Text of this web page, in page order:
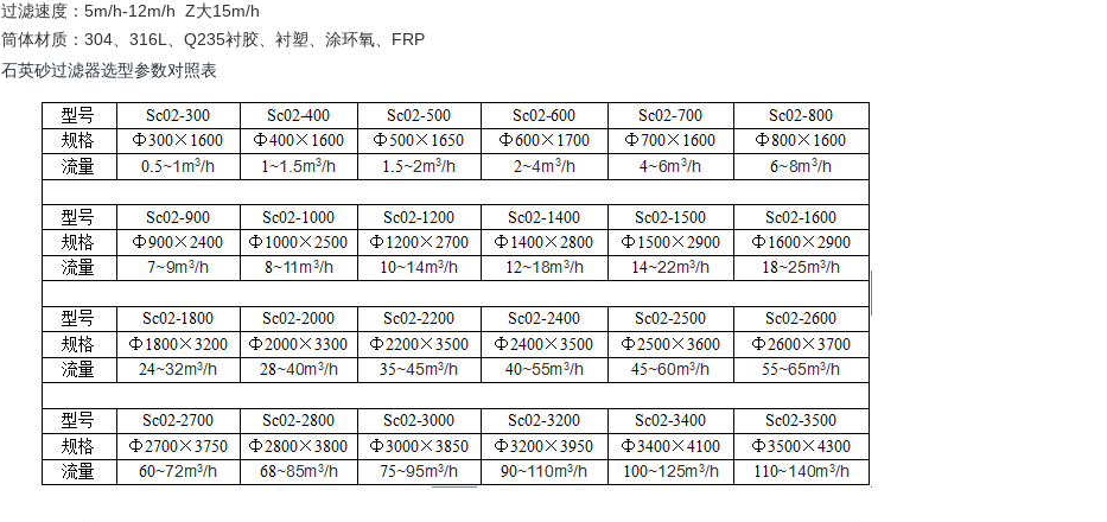
过滤速度：5m/h-12m/h Z大15m/h
筒体材质：304、316L、Q235衬胶、衬塑、涂环氧、FRP
石英砂过滤器选型参数对照表